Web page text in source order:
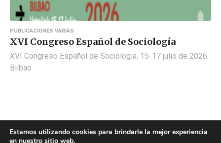
PUBLICACIONES VARIAS
XVI Congreso Español de Sociología
XVI Congreso Español de Sociología. 15-17 julio de 2026.
Bilbao
Estamos utilizando cookies para brindarle la mejor experiencia
en nuestro sitio web.